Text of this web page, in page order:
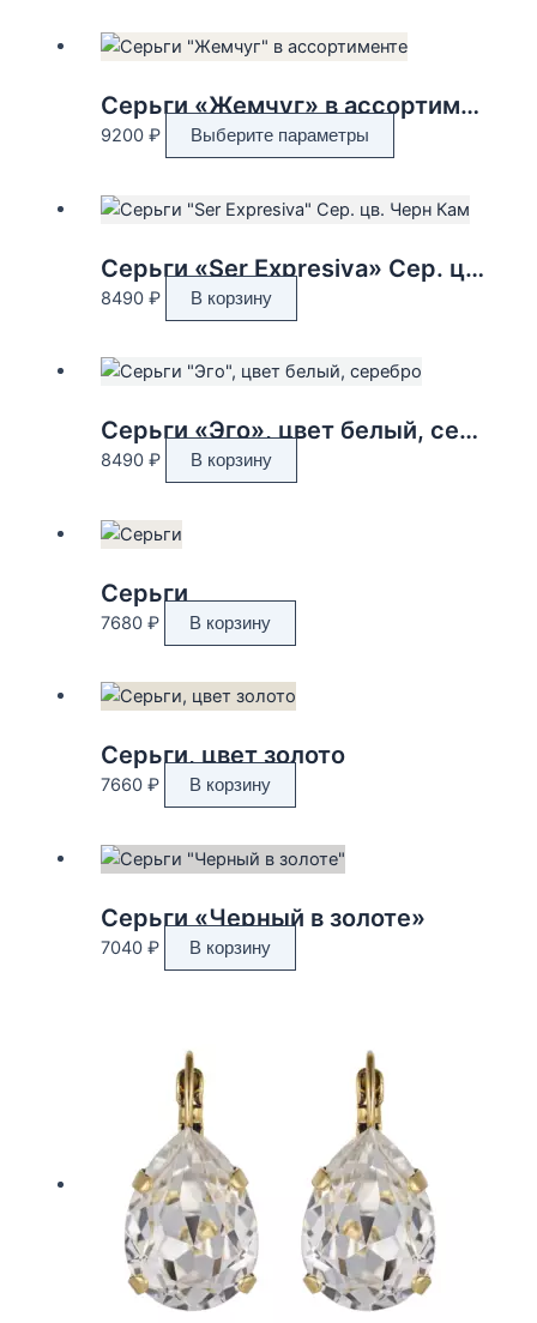
Серьги «Жемчуг» в ассортименте
9200 ₽ Выберите параметры
товар
несколько
Опции
на
товара.
Серьги «Ser Expresiva» Сер. цв. Черн Кам
8490 ₽ В корзину
Серьги «Эго», цвет белый, серебро
8490 ₽ В корзину
Серьги
7680 ₽ В корзину
Серьги, цвет золото
7660 ₽ В корзину
Серьги «Черный в золоте»
7040 ₽ В корзину